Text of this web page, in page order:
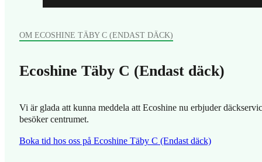
Ecoshine Täby C (Endast däck)
OM ECOSHINE TÄBY C (ENDAST DÄCK)
Vi är glada att kunna meddela att Ecoshine nu erbjuder
besöker centrumet.
Boka tid hos oss på Ecoshine Täby C (Endast däck)